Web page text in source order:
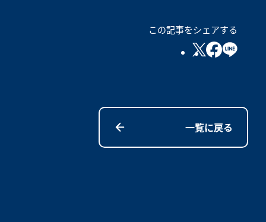
この記事をシェアする
一覧に戻る